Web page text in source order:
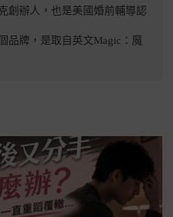
創辦人，也是美國婚前輔導認
品牌，是取自英文Magic：魔